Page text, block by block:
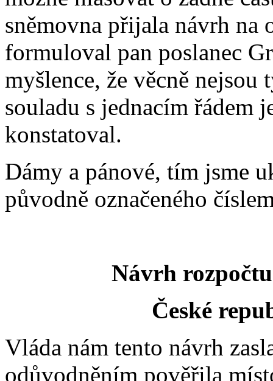
sněmovna přijala návrh na
formuloval pan poslanec
myšlence, že věcně
souladu s jednacím řádem
konstatoval.
Dámy a pánové, tím jsme
původně označeného
Návrh
České
Vláda nám tento návrh
odůvodněním pověřila